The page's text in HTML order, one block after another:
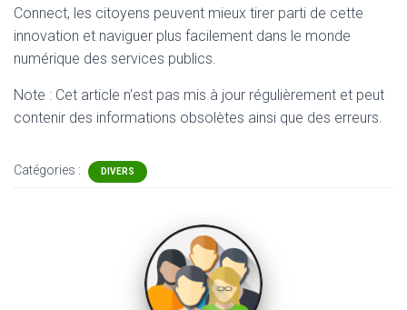
Connect, les citoyens peuvent mieux tirer parti de cette
innovation et naviguer plus facilement dans le monde
numérique des services publics.
Note : Cet article n'est pas mis à jour régulièrement et peut
contenir des informations obsolètes ainsi que des erreurs.
Catégories : DIVERS